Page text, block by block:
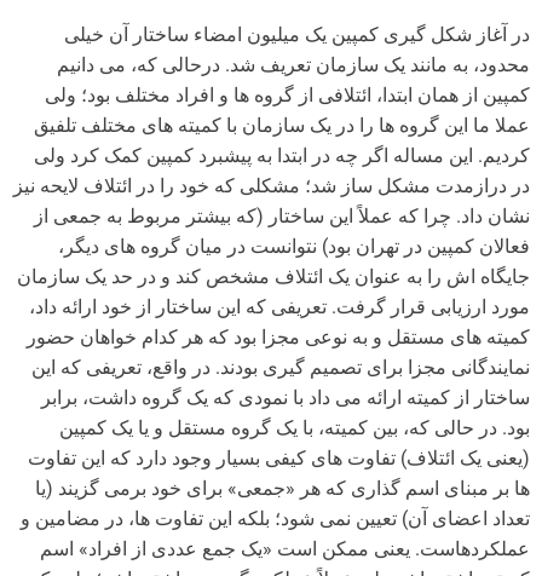
در آغاز شکل گیری کمپین یک میلیون امضاء ساختار آن خیلی
محدود، به مانند یک سازمان تعریف شد. درحالی که، می دانیم
کمپین از همان ابتدا، ائتلافی از گروه ها و افراد مختلف بود؛ ولی
عملا ما این گروه ها را در یک سازمان با کمیته های مختلف تلفیق
کردیم. این مساله اگر چه در ابتدا به پیشبرد کمپین کمک کرد ولی
در درازمدت مشکل ساز شد؛ مشکلی که خود را در ائتلاف لایحه نیز
نشان داد. چرا که عملاً این ساختار (که بیشتر مربوط به جمعی از
فعالان کمپین در تهران بود) نتوانست در میان گروه های دیگر،
جایگاه اش را به عنوان یک ائتلاف مشخص کند و در حد یک سازمان
مورد ارزیابی قرار گرفت. تعریفی که این ساختار از خود ارائه داد،
کمیته های مستقل و به نوعی مجزا بود که هر کدام خواهان حضور
نمایندگانی مجزا برای تصمیم گیری بودند. در واقع، تعریفی که این
ساختار از کمیته ارائه می داد با نمودی که یک گروه داشت، برابر
بود. در حالی که، بین کمیته، با یک گروه مستقل و یا یک کمپین
(یعنی یک ائتلاف) تفاوت های کیفی بسیار وجود دارد که این تفاوت
ها بر مبنای اسم گذاری که هر «جمعی» برای خود برمی گزیند (یا
تعداد اعضای آن) تعیین نمی شود؛ بلکه این تفاوت ها، در مضامین و
عملکردهاست. یعنی ممکن است «یک جمع عددی از افراد» اسم